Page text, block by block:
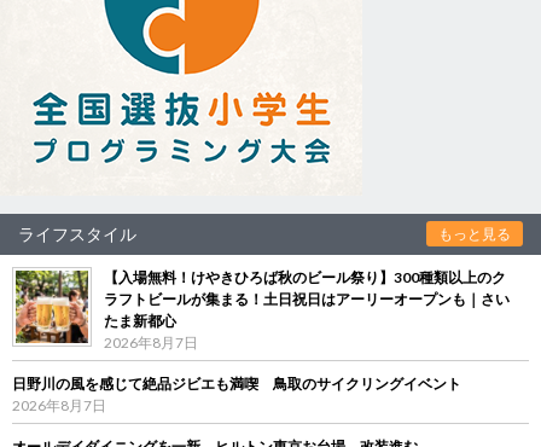
ライフスタイル もっと見る
【入場無料！けやきひろば秋のビール祭り】300種類以上のク
ラフトビールが集まる！土日祝日はアーリーオープンも｜さい
たま新都心
2026年8月7日
日野川の風を感じて絶品ジビエも満喫 鳥取のサイクリングイベント
2026年8月7日